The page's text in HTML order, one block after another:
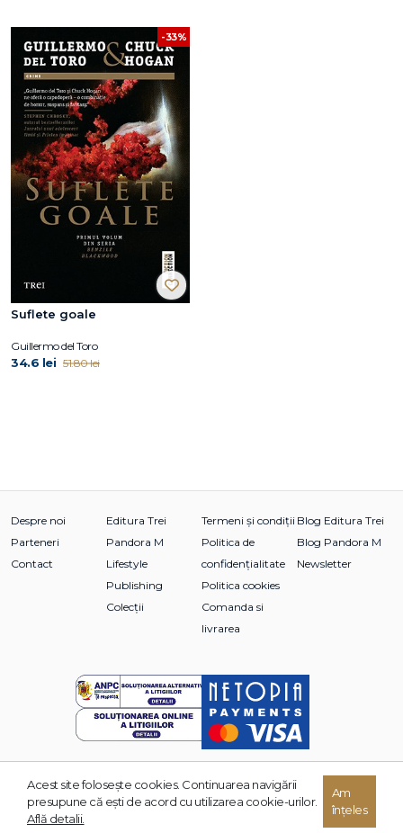
-33%
Suflete goale
Guillermo del Toro
34.6 lei 51.80 lei
Despre noi
Parteneri
Contact
Editura Trei
Pandora M
Lifestyle
Publishing
Colecții
Termeni și condiții
Politica de
confidențialitate
Politica cookies
Comanda si
livrarea
Blog Editura Trei
Blog Pandora M
Newsletter
© 2026 Grupul Editorial TREI. Toate drepturile rezervate.
Acest site foloseşte cookies. Continuarea navigării
presupune că eşti de acord cu utilizarea cookie-urilor.
Află detalii.
Am
înțeles